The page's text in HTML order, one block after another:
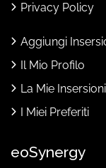
Privacy Policy
Aggiungi
Il Mio Profilo
La Mie Insersioni
I Miei Preferiti
eoSynergy